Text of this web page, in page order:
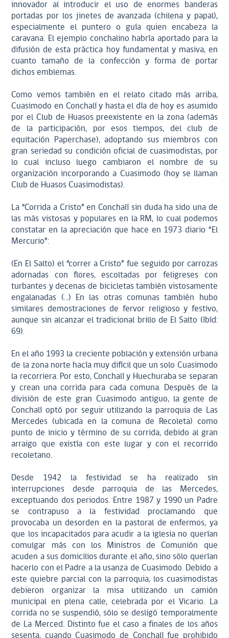
innovador al introducir el uso de enormes banderas
portadas por los jinetes de avanzada (chilena y papal),
especialmente el puntero o guía quien encabeza la
caravana. El ejemplo conchalino habría aportado para la
difusión de esta práctica hoy fundamental y masiva, en
cuanto tamaño de la confección y forma de portar
dichos emblemas.
Como vemos también en el relato citado más arriba,
Cuasimodo en Conchalí y hasta el día de hoy es asumido
por el Club de Huasos preexistente en la zona (además
de la participación, por esos tiempos, del club de
equitación Paperchase), adoptando sus miembros con
gran seriedad su condición oficial de cuasimodistas, por
lo cual incluso luego cambiaron el nombre de su
organización incorporando a Cuasimodo (hoy se llaman
Club de Huasos Cuasimodistas).
La “Corrida a Cristo” en Conchalí sin duda ha sido una de
las más vistosas y populares en la RM, lo cual podemos
constatar en la apreciación que hace en 1973 diario “El
Mercurio”:
(En El Salto) el “correr a Cristo” fue seguido por carrozas
adornadas con flores, escoltadas por feligreses con
turbantes y decenas de bicicletas también vistosamente
engalanadas (…) En las otras comunas también hubo
similares demostraciones de fervor religioso y festivo,
aunque sin alcanzar el tradicional brillo de El Salto (Ibíd:
69).
En el año 1993 la creciente población y extensión urbana
de la zona norte hacía muy difícil que un solo Cuasimodo
la recorriera. Por esto, Conchalí y Huechuraba se separan
y crean una corrida para cada comuna. Después de la
división de este gran Cuasimodo antiguo, la gente de
Conchalí optó por seguir utilizando la parroquia de Las
Mercedes (ubicada en la comuna de Recoleta) como
punto de inicio y término de su corrida, debido al gran
arraigo que existía con este lugar y con el recorrido
recoletano.
Desde 1942 la festividad se ha realizado sin
interrupciones desde parroquia de las Mercedes,
exceptuando dos periodos. Entre 1987 y 1990 un Padre
se contrapuso a la festividad proclamando que
provocaba un desorden en la pastoral de enfermos, ya
que los incapacitados para acudir a la iglesia no querían
comulgar más con los Ministros de Comunión que
acuden a sus domicilios durante el año, sino sólo querían
hacerlo con el Padre a la usanza de Cuasimodo. Debido a
este quiebre parcial con la parroquia, los cuasimodistas
debieron organizar la misa utilizando un camión
municipal en plena calle, celebrada por el Vicario. La
corrida no se suspendió, sólo se desligó temporalmente
de La Merced. Distinto fue el caso a finales de los años
sesenta, cuando Cuasimodo de Conchalí fue prohibido